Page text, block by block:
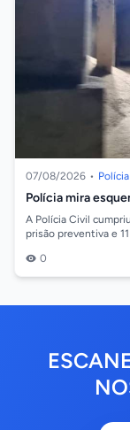
07/08/2026 • Polícia
Polícia mira
A Polícia Civil
prisão preventiva e
0